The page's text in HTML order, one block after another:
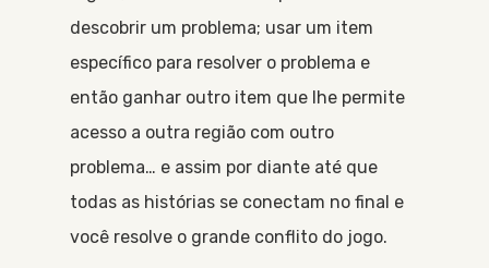
descobrir um problema; usar um item
específico para resolver o problema e
então ganhar outro item que lhe permite
acesso a outra região com outro
problema… e assim por diante até que
todas as histórias se conectam no final e
você resolve o grande conflito do jogo.